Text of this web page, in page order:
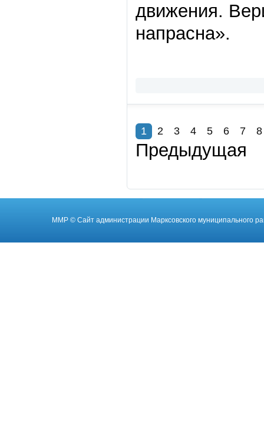
движения.
напрасна».
1 2 3 4 5 6 7 8
Предыдущая
ММР © Cайт администрации Марксовского муниципального